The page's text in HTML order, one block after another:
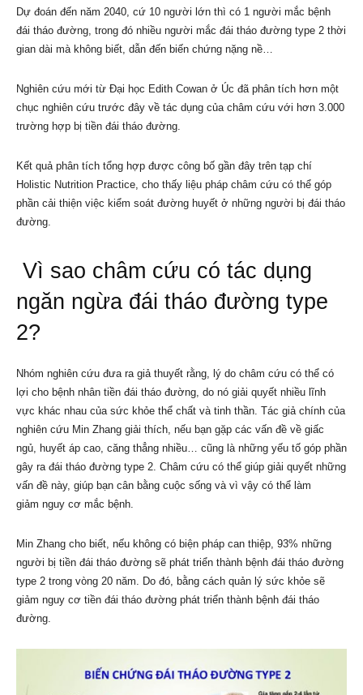
Dự đoán đến năm 2040, cứ 10 người lớn thì có 1 người mắc bệnh
đái tháo đường, trong đó nhiều người mắc đái tháo đường type 2 thời
gian dài mà không biết, dẫn đến biến chứng nặng nề…
Nghiên cứu mới từ Đại học Edith Cowan ở Úc đã phân tích hơn một
chục nghiên cứu trước đây về tác dụng của châm cứu với hơn 3.000
trường hợp bị tiền đái tháo đường.
Kết quả phân tích tổng hợp được công bố gần đây trên tạp chí
Holistic Nutrition Practice, cho thấy liệu pháp châm cứu có thể góp
phần cải thiện việc kiểm soát đường huyết ở những người bị đái tháo
đường.
Vì sao châm cứu có tác dụng
ngăn ngừa đái tháo đường type
2?
Nhóm nghiên cứu đưa ra giả thuyết rằng, lý do châm cứu có thể có
lợi cho bệnh nhân tiền đái tháo đường, do nó giải quyết nhiều lĩnh
vực khác nhau của sức khỏe thể chất và tinh thần. Tác giả chính của
nghiên cứu Min Zhang giải thích, nếu bạn gặp các vấn đề về giấc
ngủ, huyết áp cao, căng thẳng nhiều… cũng là những yếu tố góp phần
gây ra đái tháo đường type 2. Châm cứu có thể giúp giải quyết những
vấn đề này, giúp bạn cân bằng cuộc sống và vì vậy có thể làm
giảm nguy cơ mắc bệnh.
Min Zhang cho biết, nếu không có biện pháp can thiệp, 93% những
người bị tiền đái tháo đường sẽ phát triển thành bệnh đái tháo đường
type 2 trong vòng 20 năm. Do đó, bằng cách quản lý sức khỏe sẽ
giảm nguy cơ tiền đái tháo đường phát triển thành bệnh đái tháo
đường.